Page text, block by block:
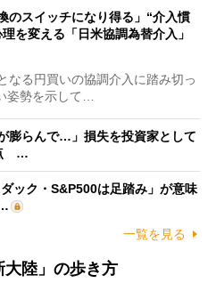
のスイッチになり得る」“介入慣
を変える「日米協調為替介入」
る円買いの協調介入に踏み切っ
姿勢を示して…
膨らんで…」損失を投資家として
点 …
ック・S&P500は足踏み」が意味
一覧を見る
大陸」の歩き方